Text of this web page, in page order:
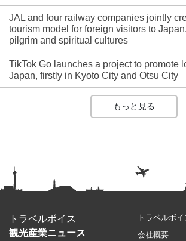
JAL and four railway companies jointly
tourism model for foreign visitors to
pilgrim and spiritual cultures
TikTok Go launches a project to promote
Japan, firstly in Kyoto City and Otsu City
もっと見る
トラベルボイス
観光産業ニュース
トラベルボ
会社概要